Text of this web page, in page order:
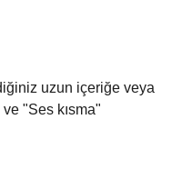
uzun içeriğe veya
"Ses kısma"